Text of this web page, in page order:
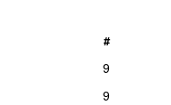
#
9
9